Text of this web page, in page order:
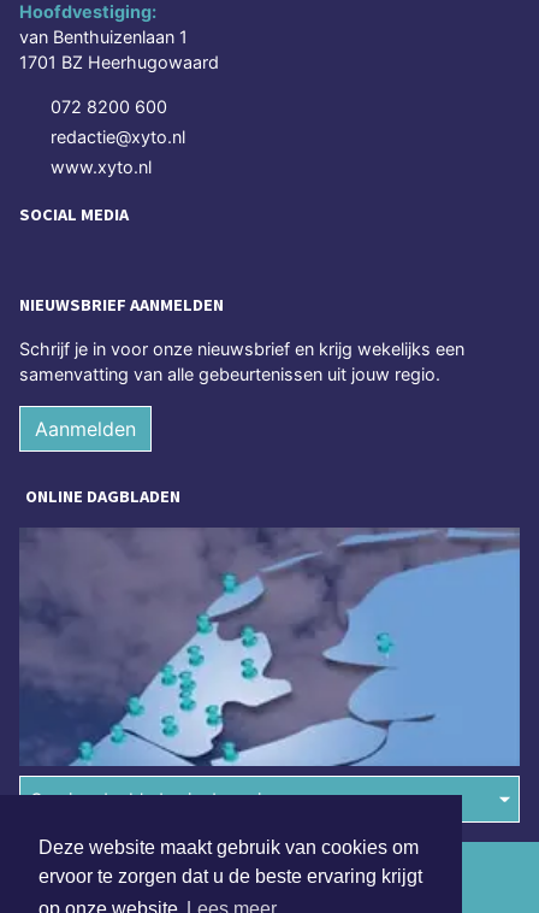
Deze website maakt gebruik van cookies om
ervoor te zorgen dat u de beste ervaring krijgt
Hoofdvestiging:
van Benthuizenlaan 1
1701 BZ Heerhugowaard
072 8200 600
redactie@xyto.nl
www.xyto.nl
SOCIAL MEDIA
NIEUWSBRIEF AANMELDEN
Schrijf je in voor onze nieuwsbrief en krijg wekelijks een
samenvatting van alle gebeurtenissen uit jouw regio.
Aanmelden
ONLINE DAGBLADEN
Overige dagbladen in de regio
Algemene voorwaarden